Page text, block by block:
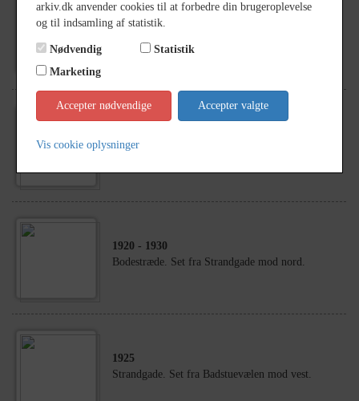
1927
Strandgade 10
1920 - 1930
Bodestræde. Set fra Strandgade mod nord.
1925
Strandgade. Set fra Badstuevælen mod vest.
arkiv.dk anvender cookies til at forbedre din brugeroplevelse
og til indsamling af statistik.
Nødvendig
Statistik
Marketing
Accepter nødvendige Accepter valgte
Vis cookie oplysninger